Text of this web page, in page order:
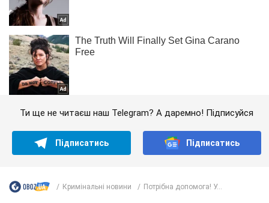
Ти ще не читаєш наш Telegram? А даремно! Підписуйся
Підписатись Підписатись
Кримінальні новини Потрібна допомога! У...